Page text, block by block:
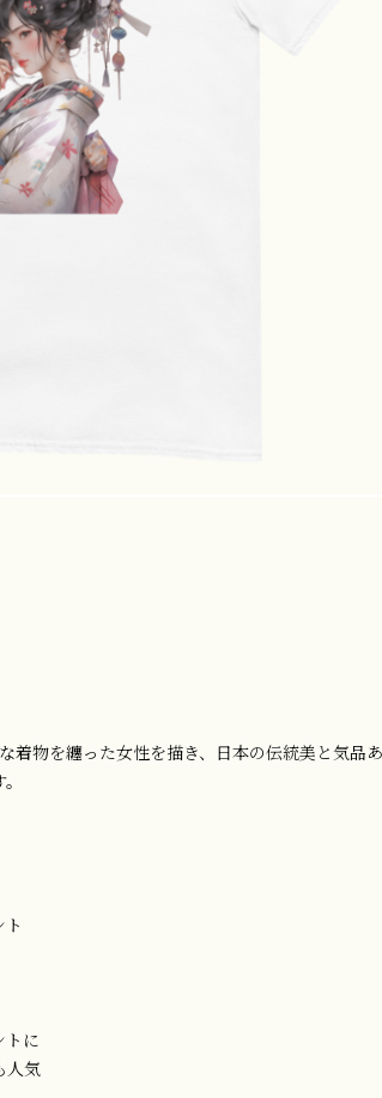
着物を纏った女性を描き、日本の伝統美と気品
トに
人気